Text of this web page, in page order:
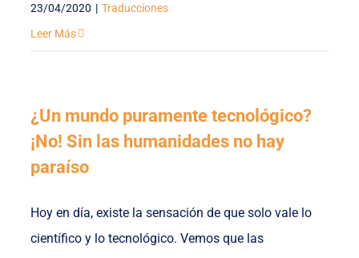
23/04/2020 | Traducciones
Leer Más
¿Un mundo puramente tecnológico?
¡No! Sin las humanidades no hay
paraíso
Hoy en día, existe la sensación de que solo vale lo
científico y lo tecnológico. Vemos que las